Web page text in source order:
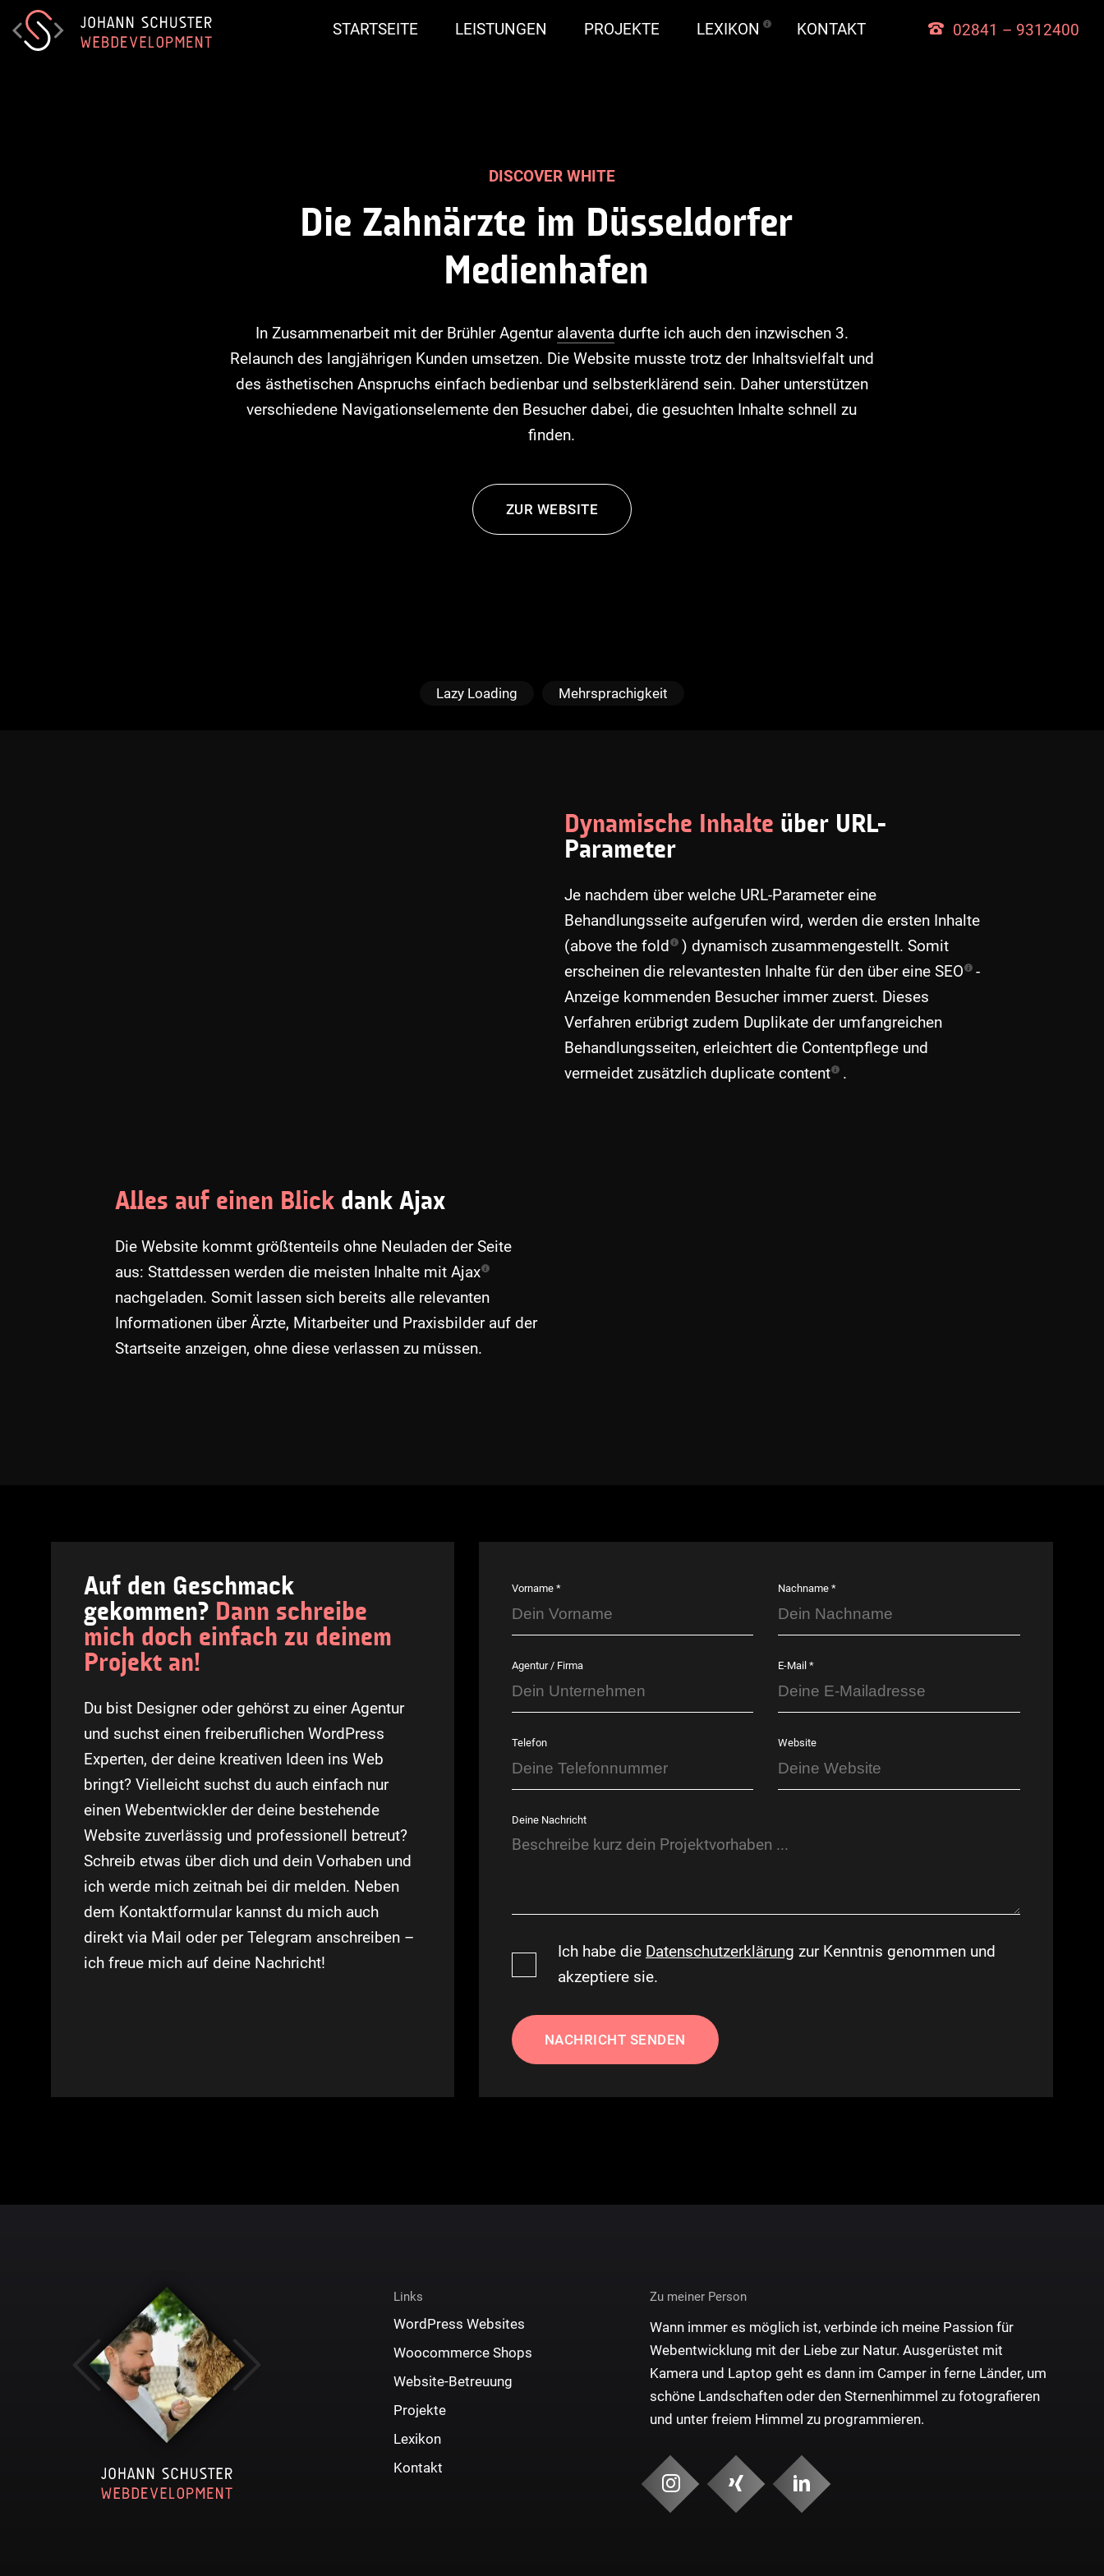
STARTSEITE LEISTUNGEN PROJEKTE LEXIKON KONTAKT 02841 – 9312400
DISCOVER WHITE
Die Zahnärzte im Düsseldorfer
Medienhafen
In Zusammenarbeit mit der Brühler Agentur alaventadurfte ich auch den inzwischen 3.
Relaunch des langjährigen Kunden umsetzen. Die Website musste trotz der Inhaltsvielfalt und
des ästhetischen Anspruchs einfach bedienbar und selbsterklärend sein. Daher unterstützen
verschiedene Navigationselemente den Besucher dabei, die gesuchten Inhalte schnell zu
finden.
ZUR WEBSITE
Lazy Loading Mehrsprachigkeit
Dynamische Inhalte über URL-
Parameter
Je nachdem über welche URL-Parameter eine
Behandlungsseite aufgerufen wird, werden die ersten Inhalte
(above the fold
) dynamisch zusammengestellt. Somit
erscheinen die relevantesten Inhalte für den über eine SEO
-
Anzeige kommenden Besucher immer zuerst. Dieses
Verfahren erübrigt zudem Duplikate der umfangreichen
Behandlungsseiten, erleichtert die Contentpflege und
vermeidet zusätzlich duplicate content .
Alles auf einen Blickdank Ajax
Die Website kommt größtenteils ohne Neuladen der Seite
aus: Stattdessen werden die meisten Inhalte mit Ajax
nachgeladen. Somit lassen sich bereits alle relevanten
Informationen über Ärzte, Mitarbeiter und Praxisbilder auf der
Startseite anzeigen, ohne diese verlassen zu müssen.
Auf den Geschmack
gekommen? Dann schreibe
mich doch einfach zu deinem
Projekt an!
Du bist Designer oder gehörst zu einer Agentur
und suchst einen freiberuflichen WordPress
Experten, der deine kreativen Ideen ins Web
bringt? Vielleicht suchst du auch einfach nur
einen Webentwickler der deine bestehende
Website zuverlässig und professionell betreut?
Schreib etwas über dich und dein Vorhaben und
ich werde mich zeitnah bei dir melden. Neben
dem Kontaktformular kannst du mich auch
direkt via Mail oder per Telegram anschreiben –
ich freue mich auf deine Nachricht!
Vorname * Nachname *
Agentur / Firma E-Mail *
Telefon Website
Deine Nachricht
Ich habe die Datenschutzerklärung zur Kenntnis genommen und
akzeptiere sie.
NACHRICHT SENDEN
Links
WordPress Websites
Woocommerce Shops
Website-Betreuung
Projekte
Lexikon
Kontakt
Zu meiner Person
Wann immer es möglich ist, verbinde ich meine Passion für
Webentwicklung mit der Liebe zur Natur. Ausgerüstet mit
Kamera und Laptop geht es dann im Camper in ferne Länder, um
schöne Landschaften oder den Sternenhimmel zu fotografieren
und unter freiem Himmel zu programmieren.